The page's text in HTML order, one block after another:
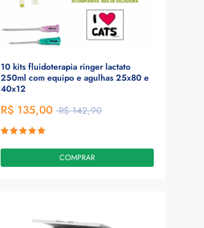
10 kits fluidoterapia ringer lactato
250ml com equipo e agulhas 25x80 e
40x12
R$ 135,00 R$ 142,90
COMPRAR